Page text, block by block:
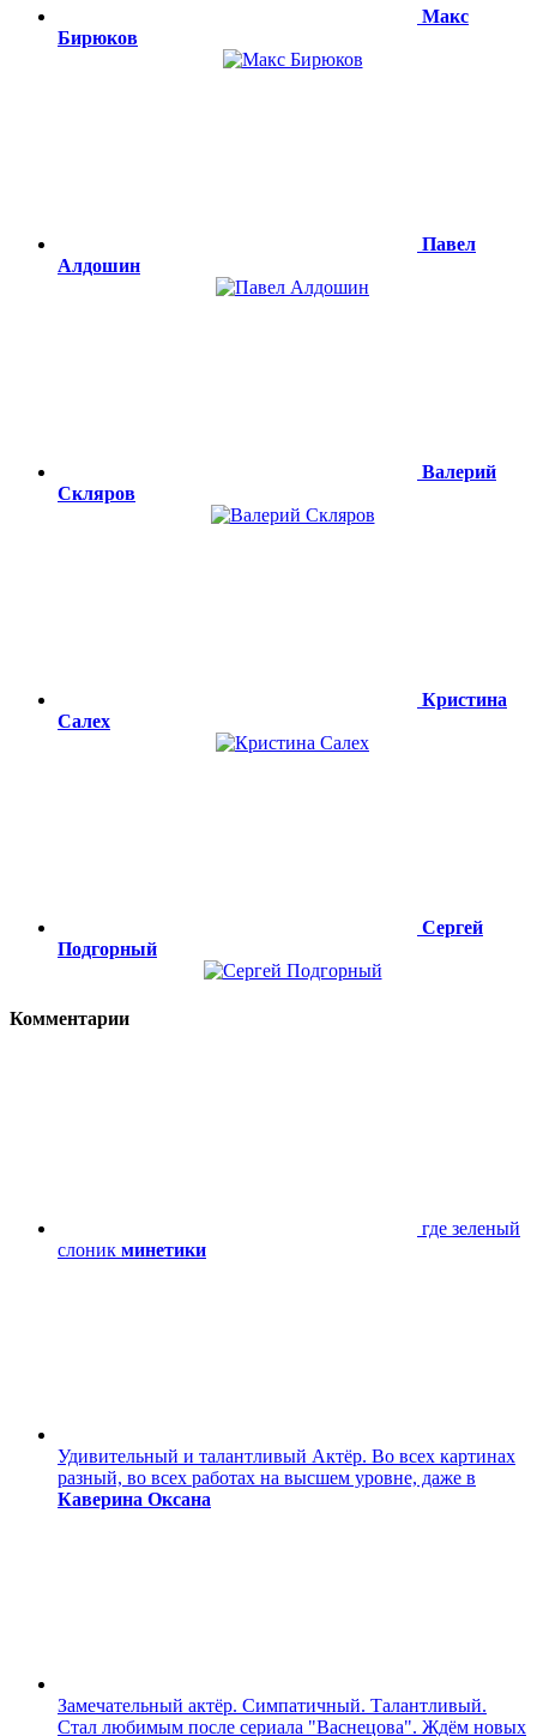
Макс
Бирюков
Павел
Алдошин
Валерий
Скляров
Кристина
Салех
Сергей
Подгорный
Комментарии
где зеленый
слоник минетики
Удивительный и талантливый Актёр. Во всех картинах
разный, во всех работах на высшем уровне, даже в
Каверина Оксана
Замечательный актёр. Симпатичный. Талантливый.
Стал любимым после сериала "Васнецова". Ждём новых